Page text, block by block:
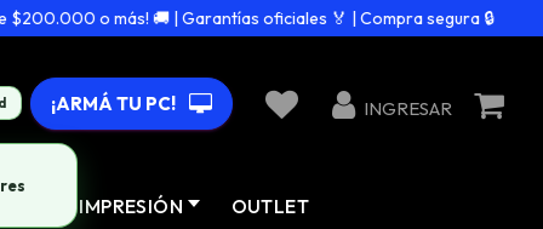
o más! 🚚 | Garantías oficiales 🏅 | Compra segura 🔒
¡ARMÁ TU PC! INGRESAR
IMPRESIÓN OUTLET